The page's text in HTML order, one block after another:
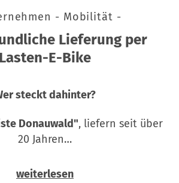
- Mobilität -
Lieferung per
Lasten-E-Bike
steckt dahinter?
Donauwald", liefern seit über
20 Jahren…
weiterlesen